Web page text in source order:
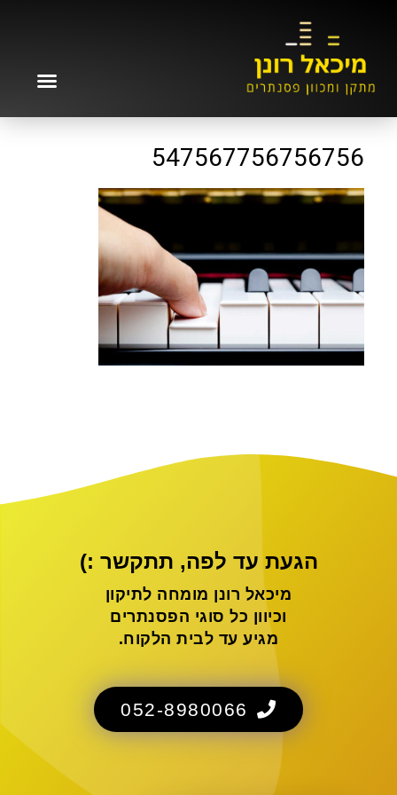
547567756756756
הגעת עד לפה, תתקשר :)
מיכאל רונן מומחה לתיקון
וכיוון כל סוגי הפסנתרים
מגיע עד לבית הלקוח.
052-8980066